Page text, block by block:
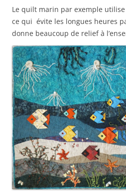
Le quilt marin par exemple
ce qui évite les longues heures
donne beaucoup de relief à